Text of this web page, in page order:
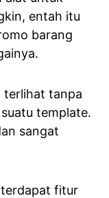
entah itu
barang
terlihat tanpa
template.
sangat
terdapat fitur